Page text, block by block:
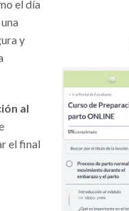
el día
y
al
el final